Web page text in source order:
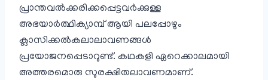
പ്രാന്തവൽക്കരിക്കപ്പെട്ടവർക്കുള്ള
അഭയാർത്ഥിക്യാമ്പ് ആയി പലപ്പോഴും
ക്ലാസിക്കൽ‌കലാലാവണങ്ങൾ
പ്രയോജനപ്പെടാറുണ്ട്. കഥകളി ഏറെക്കാലമായി
അത്തരമൊരു സുരക്ഷിതലാവണമാണ്.